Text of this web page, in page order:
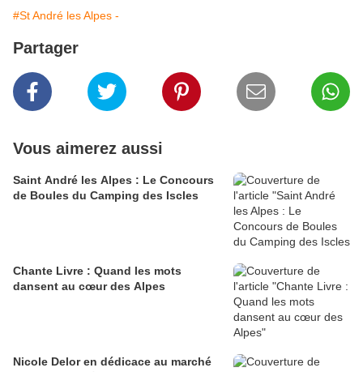
#St André les Alpes -
Partager
Vous aimerez aussi
Saint André les Alpes : Le Concours
de Boules du Camping des Iscles
Chante Livre : Quand les mots
dansent au cœur des Alpes
Nicole Delor en dédicace au marché